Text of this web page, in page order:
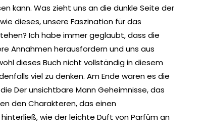
kann. Was zieht uns an die dunkle Seite der
dieses, unsere Faszination für das
Ich habe immer geglaubt, dass die
Annahmen herausfordern und uns aus
dieses Buch nicht vollständig in diesem
viel zu denken. Am Ende waren es die
Der unsichtbare Mann Geheimnisse, das
den Charakteren, das einen
wie der leichte Duft von Parfüm an